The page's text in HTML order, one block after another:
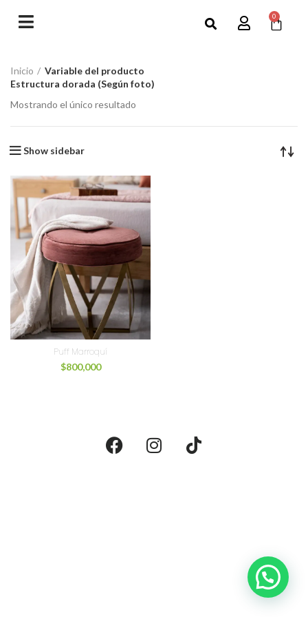
0
Inicio
Variable del producto
Estructura dorada (Según foto)
Mostrando el único resultado
Show sidebar
Puff Marroquí
$800,000